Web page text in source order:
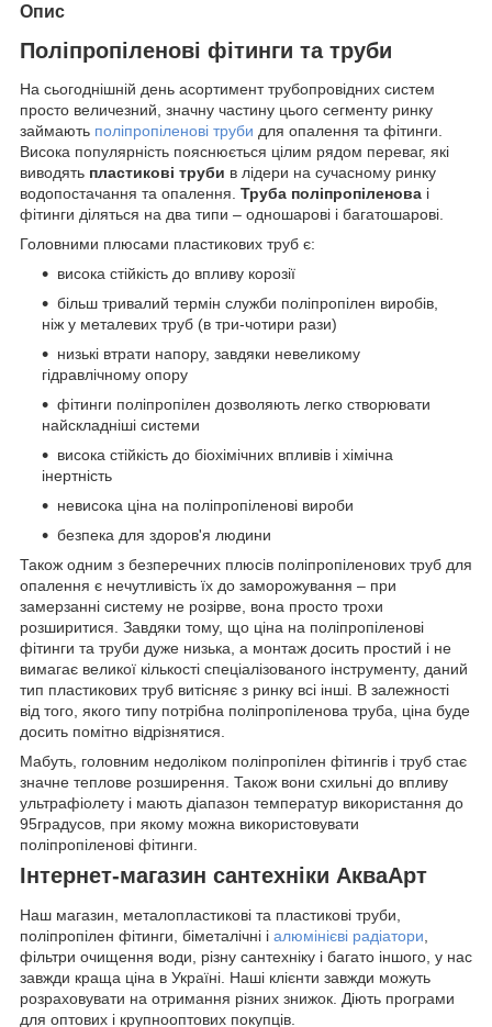
Опис
Поліпропіленові фітинги та труби
На сьогоднішній день асортимент трубопровідних систем
просто величезний, значну частину цього сегменту ринку
займають поліпропіленові труби для опалення та фітинги.
Висока популярність пояснюється цілим рядом переваг, які
виводять пластикові труби в лідери на сучасному ринку
водопостачання та опалення. Труба поліпропіленова і
фітинги діляться на два типи – одношарові і багатошарові.
Головними плюсами пластикових труб є:
висока стійкість до впливу корозії
більш тривалий термін служби поліпропілен виробів,
ніж у металевих труб (в три-чотири рази)
низькі втрати напору, завдяки невеликому
гідравлічному опору
фітинги поліпропілен дозволяють легко створювати
найскладніші системи
висока стійкість до біохімічних впливів і хімічна
інертність
невисока ціна на поліпропіленові вироби
безпека для здоров'я людини
Також одним з безперечних плюсів поліпропіленових труб для
опалення є нечутливість їх до заморожування – при
замерзанні систему не розірве, вона просто трохи
розширитися. Завдяки тому, що ціна на поліпропіленові
фітинги та труби дуже низька, а монтаж досить простий і не
вимагає великої кількості спеціалізованого інструменту, даний
тип пластикових труб витісняє з ринку всі інші. В залежності
від того, якого типу потрібна поліпропіленова труба, ціна буде
досить помітно відрізнятися.
Мабуть, головним недоліком поліпропілен фітингів і труб стає
значне теплове розширення. Також вони схильні до впливу
ультрафіолету і мають діапазон температур використання до
95градусов, при якому можна використовувати
поліпропіленові фітинги.
Інтернет-магазин сантехніки АкваАрт
Наш магазин, металопластикові та пластикові труби,
поліпропілен фітинги, біметалічні і алюмінієві радіатори
фільтри очищення води, різну сантехніку і багато іншого, у нас
завжди краща ціна в Україні. Наші клієнти завжди можуть
розраховувати на отримання різних знижок. Діють програми
для оптових і крупнооптових покупців.